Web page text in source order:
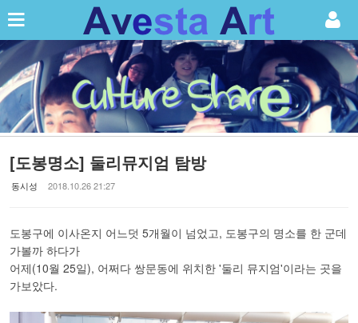
[도봉명소] 둘리뮤지엄 탐방
동시성 2018.10.26 21:27
도봉구에 이사온지 어느덧 5개월이 넘었고, 도봉구의 명소를 한 군데
가볼까 하다가
어제(10월 25일), 어쩌다 쌍문동에 위치한 '둘리 뮤지엄'이라는 곳을
가보았다.
Sketchbook5, 스케치북5
Sketchbook5, 스케치북5